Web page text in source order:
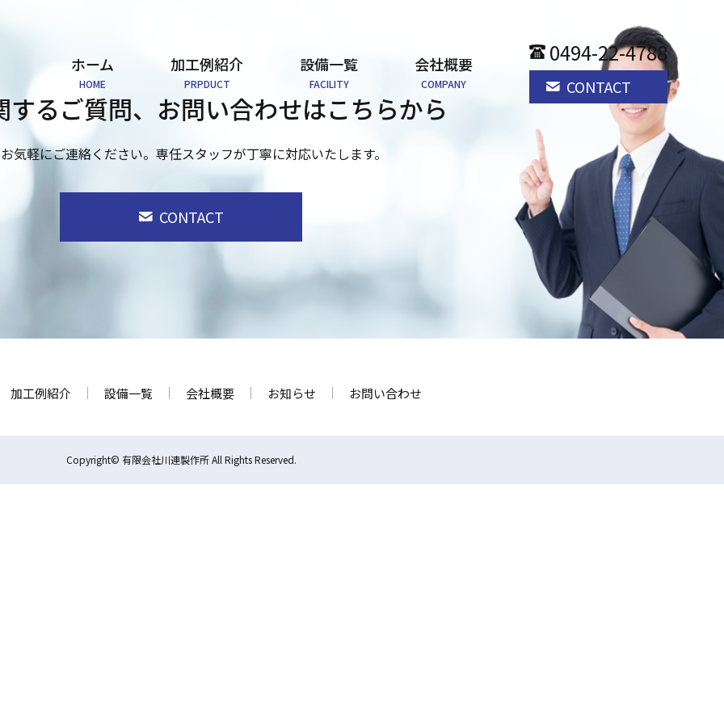
ホーム
HOME
加工例紹介
PRPDUCT
設備一覧
FACILITY
会社概要
COMPANY
0494-22-4788
CONTACT
るご質問、 お問い合わせはこちらから
気軽にご連絡ください。 専任スタッフが丁寧に対応いたします。
CONTACT
加工例紹介 設備一覧 会社概要 お知らせ お問い合わせ
Copyright© 有限会社川連製作所 All Rights Reserved.